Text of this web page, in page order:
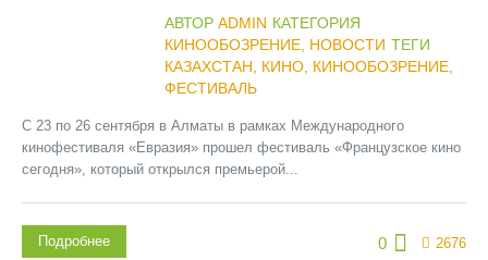
АВТОР ADMIN КАТЕГОРИЯ
КИНООБОЗРЕНИЕ, НОВОСТИ ТЕГИ
КАЗАХСТАН
КИНО, КИНООБОЗРЕНИЕ,
ФЕСТИВАЛЬ
С 23 по 26 сентября в Алматы в рамках Международного
кинофестиваля «Евразия» прошел фестиваль «Французское кино
сегодня», который открылся премьерой...
0 2676
Подробнее